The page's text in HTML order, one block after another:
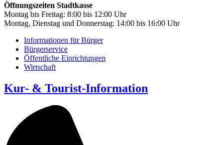
Öffnungszeiten Stadtkasse
Montag bis Freitag: 8:00 bis 12:00 Uhr
Montag, Dienstag und Donnerstag: 14:00 bis 16:00 Uhr
Informationen für Bürger
Bürgerservice
Öffentliche Einrichtungen
Wirtschaft
Kur- & Tourist-Information